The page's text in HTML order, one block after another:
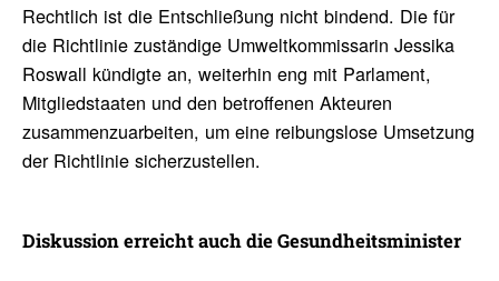
Rechtlich ist die Entschließung nicht bindend. Die für
die Richtlinie zuständige Umweltkommissarin Jessika
Roswall kündigte an, weiterhin eng mit Parlament,
Mitgliedstaaten und den betroffenen Akteuren
zusammenzuarbeiten, um eine reibungslose Umsetzung
der Richtlinie sicherzustellen.
Diskus­sion erreicht auch die Gesund­heits­mi­nister